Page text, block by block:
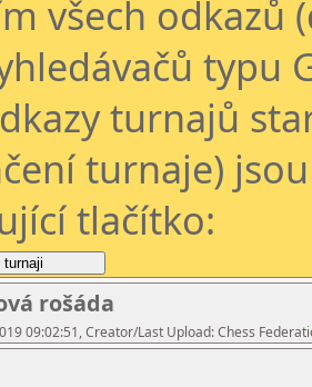
všech odkazů
typu
turnajů
turnaje)
tlačítko:
rošáda
09:02:51, Creator/Last Upload: Chess